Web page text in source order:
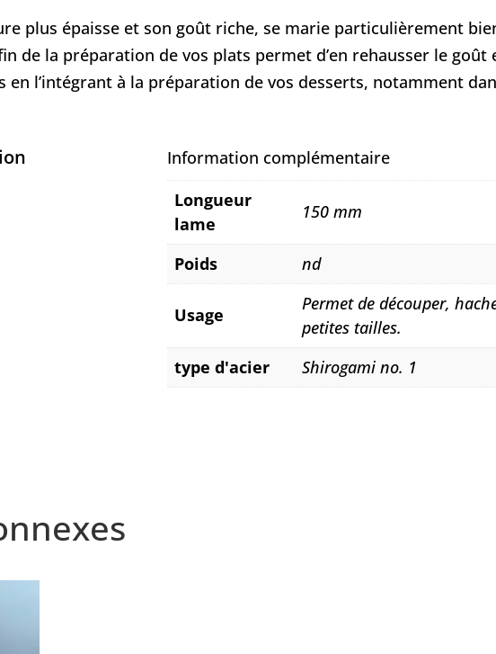
plus épaisse et son goût riche, se marie particulièrement
de la préparation de vos plats permet d’en rehausser le goût
en l’intégrant à la préparation de vos desserts, notamment
Information complémentaire
Longueur
lame
150 mm
Poids nd
Usage
Permet de découper,
petites tailles.
type d'acier
Shirogami no. 1